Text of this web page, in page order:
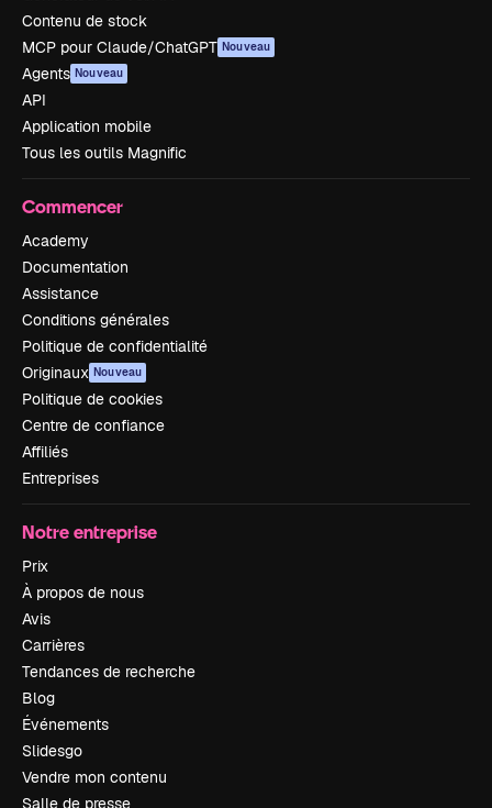
Contenu de stock
MCP pour Claude/ChatGPT Nouveau
Agents Nouveau
API
Application mobile
Tous les outils Magnific
Commencer
Academy
Documentation
Assistance
Conditions générales
Politique de confidentialité
Originaux Nouveau
Politique de cookies
Centre de confiance
Affiliés
Entreprises
Notre entreprise
Prix
À propos de nous
Avis
Carrières
Tendances de recherche
Blog
Événements
Slidesgo
Vendre mon contenu
Salle de presse